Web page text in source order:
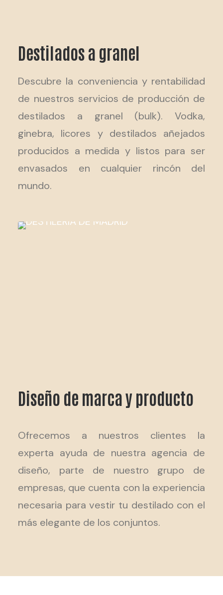
Destilados a granel
Descubre la conveniencia y rentabilidad
de nuestros servicios de producción de
destilados a granel (bulk). Vodka,
ginebra, licores y destilados añejados
producidos a medida y listos para ser
envasados en cualquier rincón del
mundo.
Diseño de marca y producto
Ofrecemos a nuestros clientes la
experta ayuda de nuestra agencia de
diseño, parte de nuestro grupo de
empresas, que cuenta con la experiencia
necesaria para vestir tu destilado con el
más elegante de los conjuntos.